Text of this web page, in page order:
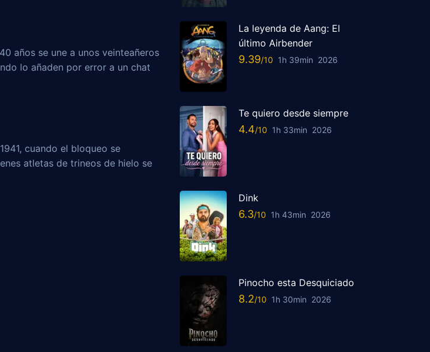
años se une a unos veinteañeros
lo añaden por error a un chat
cuando el bloqueo se
atletas de trineos de hielo se
La leyenda de Aang: El
último Airbender
9.39 1h 39min 2026
Te quiero desde siempre
4.4 1h 33min 2026
Dink
6.3 1h 43min 2026
Pinocho esta Desquiciado
8.2 1h 30min 2026